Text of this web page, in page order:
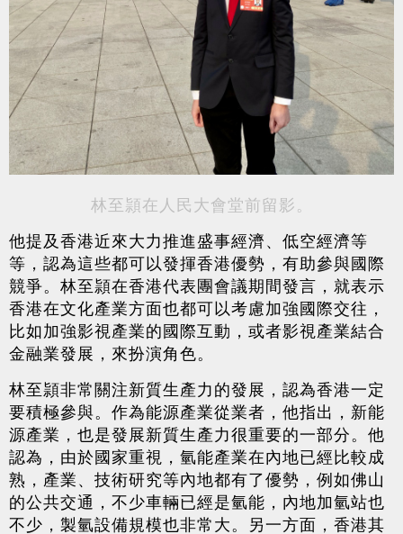
林至頴在人民大會堂前留影。
他提及香港近來大力推進盛事經濟、低空經濟等
等，認為這些都可以發揮香港優勢，有助參與國際
競爭。林至頴在香港代表團會議期間發言，就表示
香港在文化產業方面也都可以考慮加強國際交往，
比如加強影視產業的國際互動，或者影視產業結合
金融業發展，來扮演角色。
林至頴非常關注新質生產力的發展，認為香港一定
要積極參與。作為能源產業從業者，他指出，新能
源產業，也是發展新質生產力很重要的一部分。他
認為，由於國家重視，氫能產業在內地已經比較成
熟，產業、技術研究等內地都有了優勢，例如佛山
的公共交通，不少車輛已經是氫能，內地加氫站也
不少，製氫設備規模也非常大。另一方面，香港其